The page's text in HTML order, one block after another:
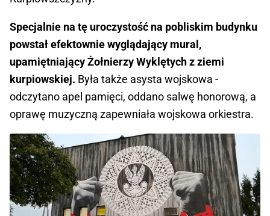
Specjalnie na tę uroczystość na pobliskim budynku
powstał efektownie wyglądający mural,
upamiętniający Żołnierzy Wyklętych z ziemi
kurpiowskiej. Była także asysta wojskowa -
odczytano apel pamięci, oddano salwę honorową, a
oprawę muzyczną zapewniała wojskowa orkiestra.